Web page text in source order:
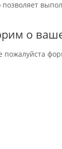
о
пожалуйста